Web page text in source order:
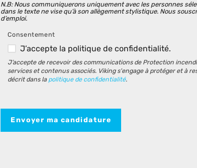
N.B: Nous communiquerons uniquement avec les personnes
dans le texte ne vise qu’à son allègement stylistique. Nous
d’emploi.
Consentement
J’accepte la politique de confidentialité.
J’accepte de recevoir des communications de Protection
services et contenus associés. Viking s'engage à protéger et à
décrit dans la politique de confidentialité.
Envoyer ma candidature